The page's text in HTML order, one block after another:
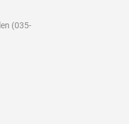
(035-